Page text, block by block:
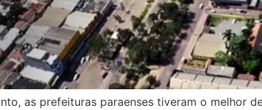
as prefeituras paraenses tiveram o melhor